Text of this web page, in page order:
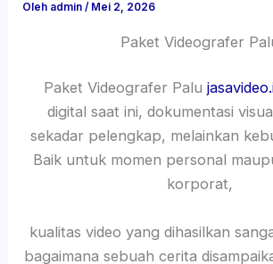
Oleh admin/ Mei 2, 2026
Paket Videografer
Paket Videografer Palu
digital saat ini, dokumentasi
sekadar pelengkap, melainkan
Baik untuk momen personal
korporat,
kualitas video yang dihasilkan
bagaimana sebuah cerita